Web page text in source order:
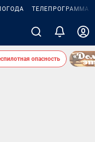
ТЕЛЕПРОГРАММА
опасность